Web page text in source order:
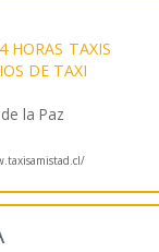
HORAS TAXIS
DE TAXI
la Paz